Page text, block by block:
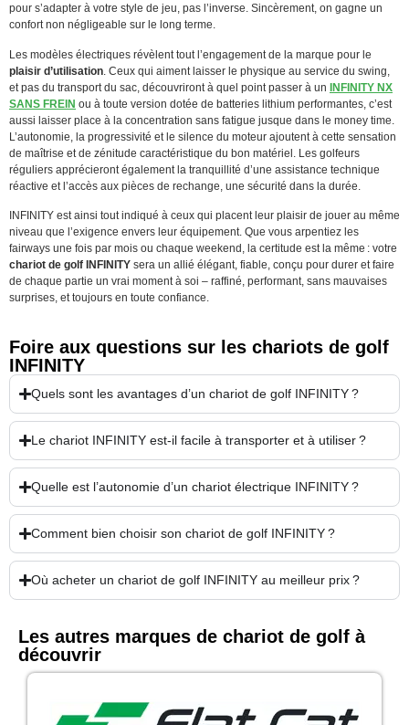
pour s’adapter à votre style de jeu, pas l’inverse. Sincèrement, on gagne un
confort non négligeable sur le long terme.
Les modèles électriques révèlent tout l’engagement de la marque pour le
plaisir d’utilisation . Ceux qui aiment laisser le physique au service du swing,
et pas du transport du sac, découvriront à quel point passer à un INFINITY NX
SANS FREIN ou à toute version dotée de batteries lithium performantes, c’est
aussi laisser place à la concentration sans fatigue jusque dans le money time.
L’autonomie, la progressivité et le silence du moteur ajoutent à cette sensation
de maîtrise et de zénitude caractéristique du bon matériel. Les golfeurs
réguliers apprécieront également la tranquillité d’une assistance technique
réactive et l’accès aux pièces de rechange, une sécurité dans la durée.
INFINITY est ainsi tout indiqué à ceux qui placent leur plaisir de jouer au même
niveau que l’exigence envers leur équipement. Que vous arpentiez les
fairways une fois par mois ou chaque weekend, la certitude est la même : votre
chariot de golf INFINITY sera un allié élégant, fiable, conçu pour durer et faire
de chaque partie un vrai moment à soi – raffiné, performant, sans mauvaises
surprises, et toujours en toute confiance.
Foire aux questions sur les chariots de golf
INFINITY
Quels sont les avantages d’un chariot de golf INFINITY ?
Le chariot INFINITY est-il facile à transporter et à utiliser ?
Quelle est l’autonomie d’un chariot électrique INFINITY ?
Comment bien choisir son chariot de golf INFINITY ?
Où acheter un chariot de golf INFINITY au meilleur prix ?
Les autres marques de chariot de golf à
découvrir